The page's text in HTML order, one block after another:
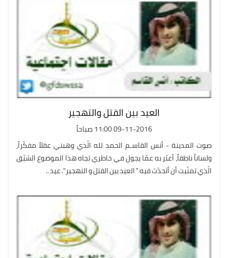
العيد بين القتل والتهجير
09-11-2016 11:00 صباحاً
صوت المدينة - أنس القاسـم الحمد لله الّذي وهبني عقلاً مفكّراً،
ولساناً ناطقاً، أعبّر به عمّا يجول في خاطري تجاه هذا الموضوع الشيّق
الّذي تمنّيت أن أتحدّث فيه " العيد بين القتل و التهجير ". عيد ..